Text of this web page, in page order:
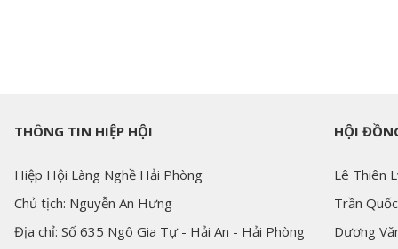
THÔNG TIN HIỆP HỘI
Hiệp Hội Làng Nghề Hải Phòng
Chủ tịch: Nguyễn An Hưng
Địa chỉ: Số 635 Ngô Gia Tự - Hải An - Hải Phòng
HỘI
Lê Thiên
Trần
Dương